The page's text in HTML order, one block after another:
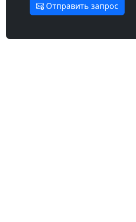
Отправить запрос